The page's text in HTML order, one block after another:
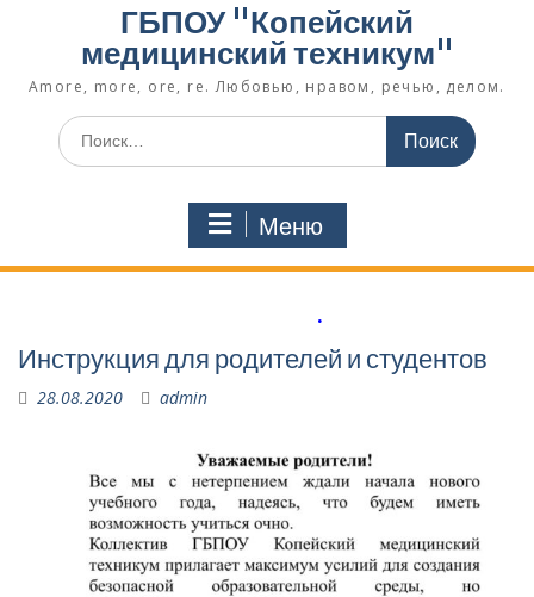
ГБПОУ "Копейский
медицинский техникум"
Amore, more, ore, re. Любовью, нравом, речью, делом.
Поиск
по:
Меню
Инструкция для родителей и студентов
28.08.2020 admin